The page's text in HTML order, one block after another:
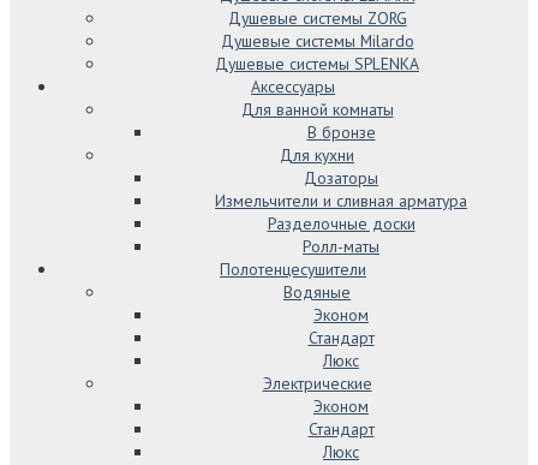
Душевые системы ZORG
Душевые системы Milardo
Душевые системы SPLENKA
Аксессуары
Для ванной комнаты
В бронзе
Для кухни
Дозаторы
Измельчители и сливная арматура
Разделочные доски
Ролл-маты
Полотенцесушители
Водяные
Эконом
Стандарт
Люкс
Электрические
Эконом
Стандарт
Люкс